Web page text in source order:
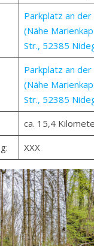
Parkplatz an
(Nähe
Str., 52385
Parkplatz an
(Nähe
Str., 52385
ca. 15,4
XXX